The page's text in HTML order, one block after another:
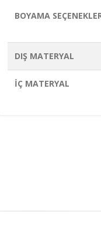
BOYAMA
DIŞ MATERYAL
İÇ MATERYAL